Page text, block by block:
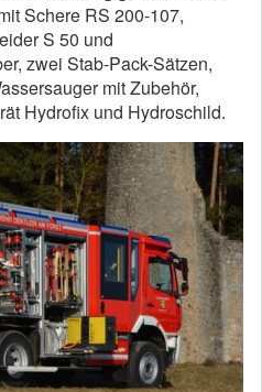
Schere RS 200-107,
S 50 und
zwei Stab-Pack-Sätzen,
mit Zubehör,
Hydrofix und Hydroschild.